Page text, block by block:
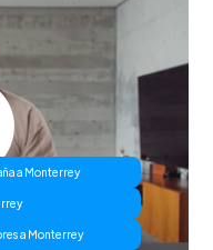
a Monterrey
a Monterrey